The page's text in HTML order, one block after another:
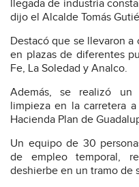
llegada de industria
dijo el Alcalde Tomás
Destacó que se llevaron
en plazas de diferentes
Fe, La Soledad y Analco.
Además, se realizó un
limpieza en la carretera
Hacienda Plan de
Un equipo de 30
de empleo temporal,
deshierbe en un tramo de